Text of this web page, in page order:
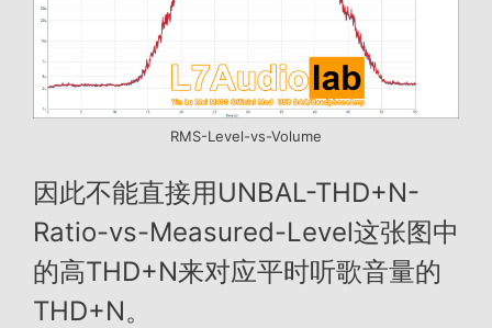
RMS-Level-vs-Volume
因此不能直接用UNBAL-THD+N-
Ratio-vs-Measured-Level这张图中
的高THD+N来对应平时听歌音量的
THD+N。